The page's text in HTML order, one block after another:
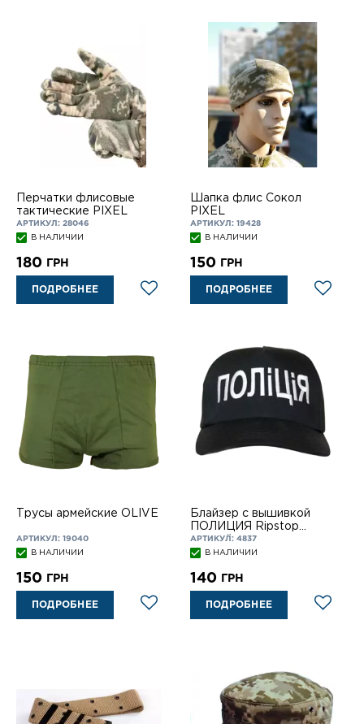
Перчатки флисовые
тактические PIXEL
АРТИКУЛ: 28046
В НАЛИЧИИ
180 ГРН
ПОДРОБНЕЕ
Шапка флис Сокол
PIXEL
АРТИКУЛ: 19428
В НАЛИЧИИ
150 ГРН
ПОДРОБНЕЕ
Трусы армейские OLIVE
АРТИКУЛ: 19040
В НАЛИЧИИ
150 ГРН
ПОДРОБНЕЕ
Блайзер с вышивкой
ПОЛИЦИЯ Ripstop
черный
АРТИКУЛ: 4837
В НАЛИЧИИ
140 ГРН
ПОДРОБНЕЕ